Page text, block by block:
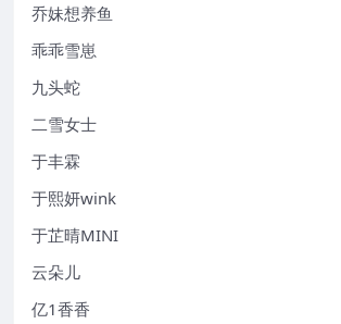
乔妹想养鱼
乖乖雪崽
九头蛇
二雪女士
于丰霖
于熙妍wink
于芷晴MINI
云朵儿
亿1香香